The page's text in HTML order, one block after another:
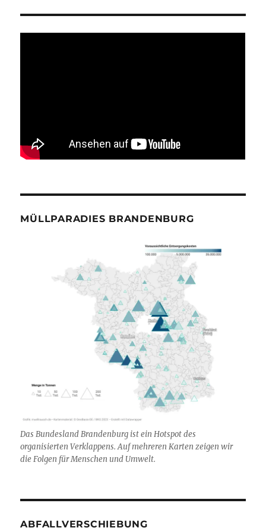
MÜLLPARADIES BRANDENBURG
Das Bundesland Brandenburg ist ein Hotspot des
organisierten Verklappens. Auf mehreren Karten zeigen wir
die Folgen für Menschen und Umwelt.
ABFALLVERSCHIEBUNG